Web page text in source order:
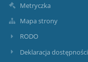
Metryczka
Mapa strony
RODO
Deklaracja dostępności